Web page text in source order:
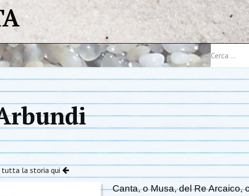
tutta la storia qui
Canta, o Musa, del Re Arcaico,